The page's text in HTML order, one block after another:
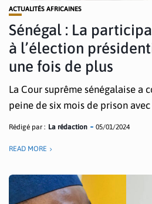
ACTUALITÉS AFRICAINES
Sénégal : La
à l’élection
une fois de plus
La Cour suprême sénégalaise a
peine de six mois de prison avec
Rédigé par : La rédaction 05/01/2024
READ MORE